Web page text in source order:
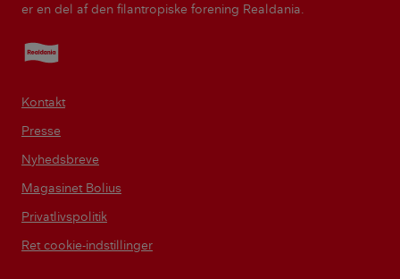
er en del af den filantropiske forening Realdania.
Realdania
Kontakt
Presse
Nyhedsbreve
Magasinet Bolius
Privatlivspolitik
Ret cookie-indstillinger